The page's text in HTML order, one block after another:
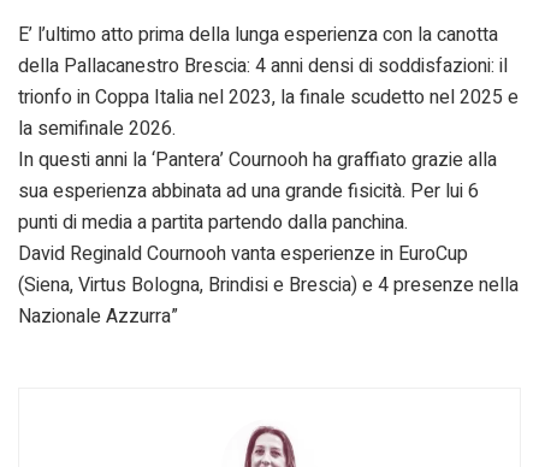
E’ l’ultimo atto prima della lunga esperienza con la canotta
della Pallacanestro Brescia: 4 anni densi di soddisfazioni: il
trionfo in Coppa Italia nel 2023, la finale scudetto nel 2025 e
la semifinale 2026.
In questi anni la ‘Pantera’ Cournooh ha graffiato grazie alla
sua esperienza abbinata ad una grande fisicità. Per lui 6
punti di media a partita partendo dalla panchina.
David Reginald Cournooh vanta esperienze in EuroCup
(Siena, Virtus Bologna, Brindisi e Brescia) e 4 presenze nella
Nazionale Azzurra”